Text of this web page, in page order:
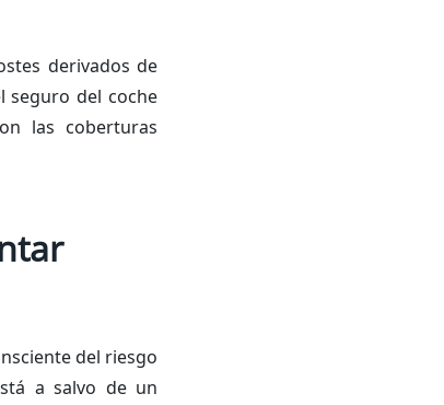
derivados de
seguro del coche
las coberturas
del riesgo
a salvo de un